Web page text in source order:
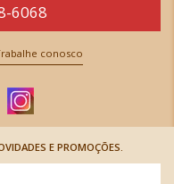
6068
conosco
E PROMOÇÕES.